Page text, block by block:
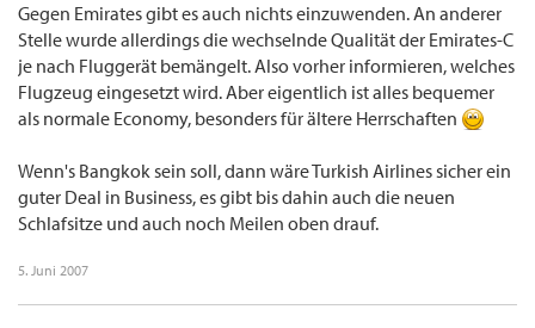
Gegen Emirates gibt es auch nichts einzuwenden. An anderer
Stelle wurde allerdings die wechselnde Qualität der Emirates-C
je nach Fluggerät bemängelt. Also vorher informieren, welches
Flugzeug eingesetzt wird. Aber eigentlich ist alles bequemer
als normale Economy, besonders für ältere Herrschaften
Wenn's Bangkok sein soll, dann wäre Turkish Airlines sicher ein
guter Deal in Business, es gibt bis dahin auch die neuen
Schlafsitze und auch noch Meilen oben drauf.
5. Juni 2007